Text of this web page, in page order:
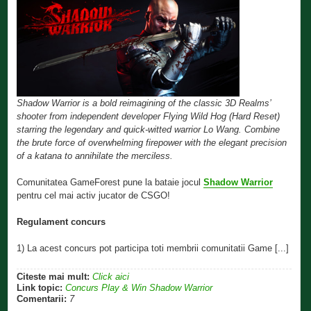
Shadow Warrior is a bold reimagining of the classic 3D Realms’
shooter from independent developer Flying Wild Hog (Hard Reset)
starring the legendary and quick-witted warrior Lo Wang. Combine
the brute force of overwhelming firepower with the elegant precision
of a katana to annihilate the merciless.
Comunitatea GameForest pune la bataie joculShadow Warrior
pentru cel mai activ jucator de CSGO!
Regulament concurs
1) La acest concurs pot participa toti membrii comunitatii Game [...]
Citeste mai mult: Click aici
Link topic: Concurs Play & Win Shadow Warrior
Comentarii: 7